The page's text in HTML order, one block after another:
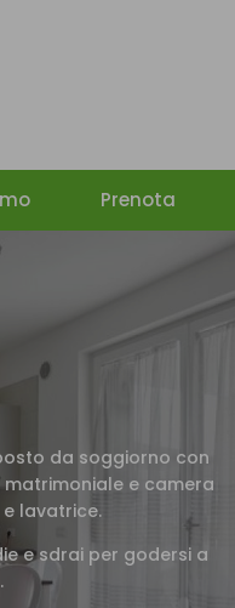
Prenota
da soggiorno con
e camera
lavatrice.
e sdrai per godersi a